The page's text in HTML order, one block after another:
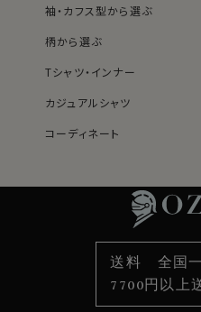
袖・カフス型から選ぶ
柄から選ぶ
Tシャツ・インナー
カジュアルシャツ
コーディネート
色から選ぶ
スタイルから選ぶ
定番シャツ
財布・名刺入れ
送料 全国一
7700円以上